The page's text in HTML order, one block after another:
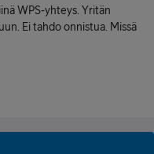
WPS-yhteys. Yritän
Ei tahdo onnistua. Missä